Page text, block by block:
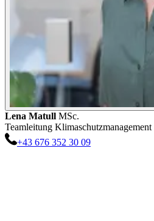
Lena Matull MSc.
Teamleitung
+43 676 352 30 09